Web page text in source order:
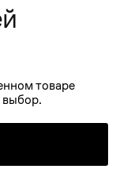
товаре
выбор.